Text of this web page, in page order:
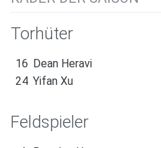
Torhüter
16 Dean Heravi
24 Yifan Xu
Feldspieler